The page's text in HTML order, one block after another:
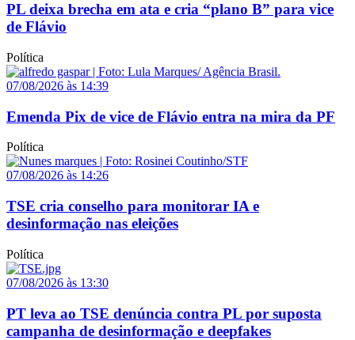
PL deixa brecha em ata e cria “plano B” para vice
de Flávio
Política
07/08/2026 às 14:39
Emenda Pix de vice de Flávio entra na mira da PF
Política
07/08/2026 às 14:26
TSE cria conselho para monitorar IA e
desinformação nas eleições
Política
07/08/2026 às 13:30
PT leva ao TSE denúncia contra PL por suposta
campanha de desinformação e deepfakes